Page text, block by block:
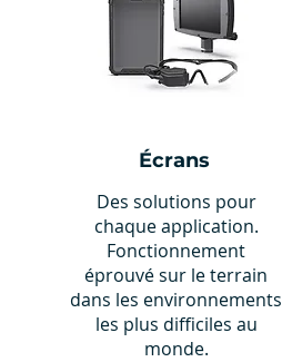
Écrans
Des solutions pour
chaque application.
Fonctionnement
éprouvé sur le terrain
dans les environnements
les plus difficiles au
monde.